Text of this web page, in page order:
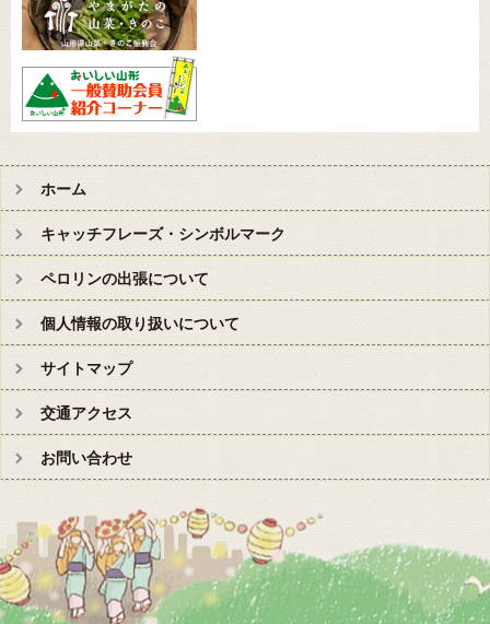
ホーム
キャッチフレーズ・シンボルマーク
ペロリンの出張について
個人情報の取り扱いについて
サイトマップ
交通アクセス
お問い合わせ